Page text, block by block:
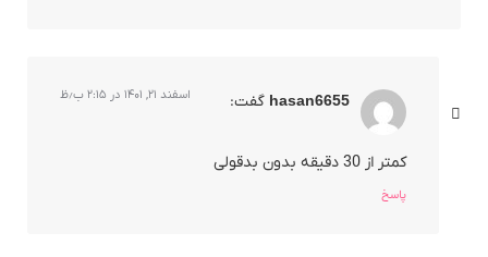
hasan6655 گفت: اسفند ۲۱, ۱۴۰۱ در ۲:۱۵ ب٫ظ
کمتر از 30 دقیقه بدون بدقولی
پاسخ